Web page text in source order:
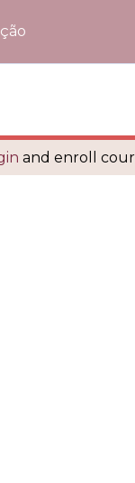
⟡ 2º Edição
and enroll